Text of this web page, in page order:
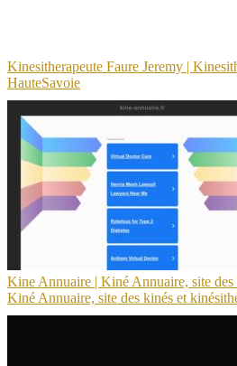
Kinesitherapeute Faure Jeremy |
HauteSavoie
Kine Annuaire | Kiné Annuaire, site des
Kiné Annuaire, site des kinés et